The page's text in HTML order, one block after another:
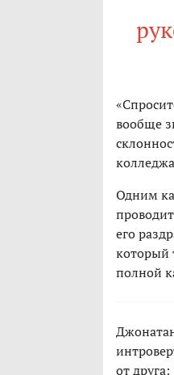
вообще
Одним
его
который
полной
от друга: